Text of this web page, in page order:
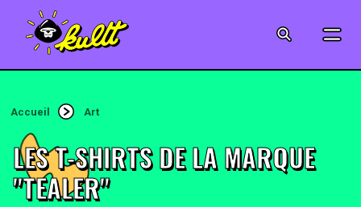
MUSIQUE
Accueil Art
LES T-SHIRTS DE LA MARQUE
"TEALER"